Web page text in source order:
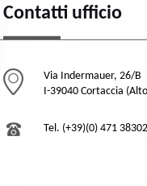
Contatti ufficio
Via Indermauer, 26/B
I-39040 Cortaccia
Tel. (+39)(0) 471